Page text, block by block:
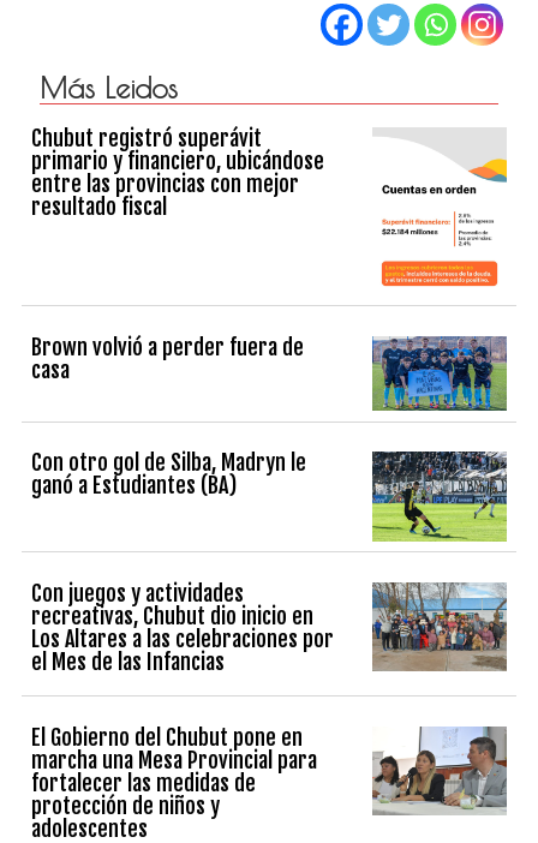
Más Leidos
Chubut registró superávit
primario y financiero, ubicándose
entre las provincias con mejor
resultado fiscal
Brown volvió a perder fuera de
casa
Con otro gol de Silba, Madryn le
ganó a Estudiantes (BA)
Con juegos y actividades
recreativas, Chubut dio inicio en
Los Altares a las celebraciones por
el Mes de las Infancias
El Gobierno del Chubut pone en
marcha una Mesa Provincial para
fortalecer las medidas de
protección de niños y
adolescentes